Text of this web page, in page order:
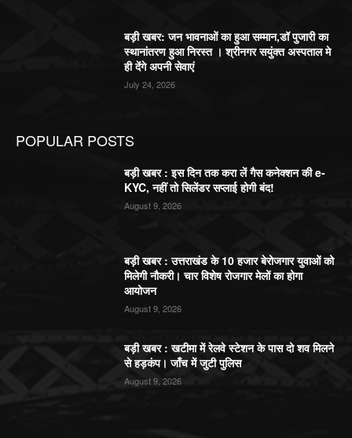
बड़ी खबर: जन भावनाओं का हुआ सम्मान,डॉ पुजारी का
स्थानांतरण हुआ निरस्त । श्रीनगर सयुंक्त अस्पताल मे
ही देंगे अपनी सेवाएं
July 24, 2026
POPULAR POSTS
बड़ी खबर : इस दिन तक करा लें गैस कनेक्शन की e-
KYC, नहीं तो सिलेंडर सप्लाई होगी बंद!
August 9, 2026
बड़ी खबर : उत्तराखंड के 10 हजार बेरोजगार युवाओं को
मिलेगी नौकरी। चार विशेष रोजगार मेलों का होगा
आयोजन
August 9, 2026
बड़ी खबर : खटीमा में रेलवे स्टेशन के पास दो शव मिलने
से हड़कंप। जाँच में जुटी पुलिस
August 9, 2026